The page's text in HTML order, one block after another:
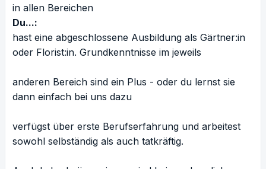
in allen Bereichen
Du...:
hast eine abgeschlossene Ausbildung als Gärtner:in
oder Florist:in. Grundkenntnisse im jeweils
anderen Bereich sind ein Plus - oder du lernst sie
dann einfach bei uns dazu
verfügst über erste Berufserfahrung und arbeitest
sowohl selbständig als auch tatkräftig.